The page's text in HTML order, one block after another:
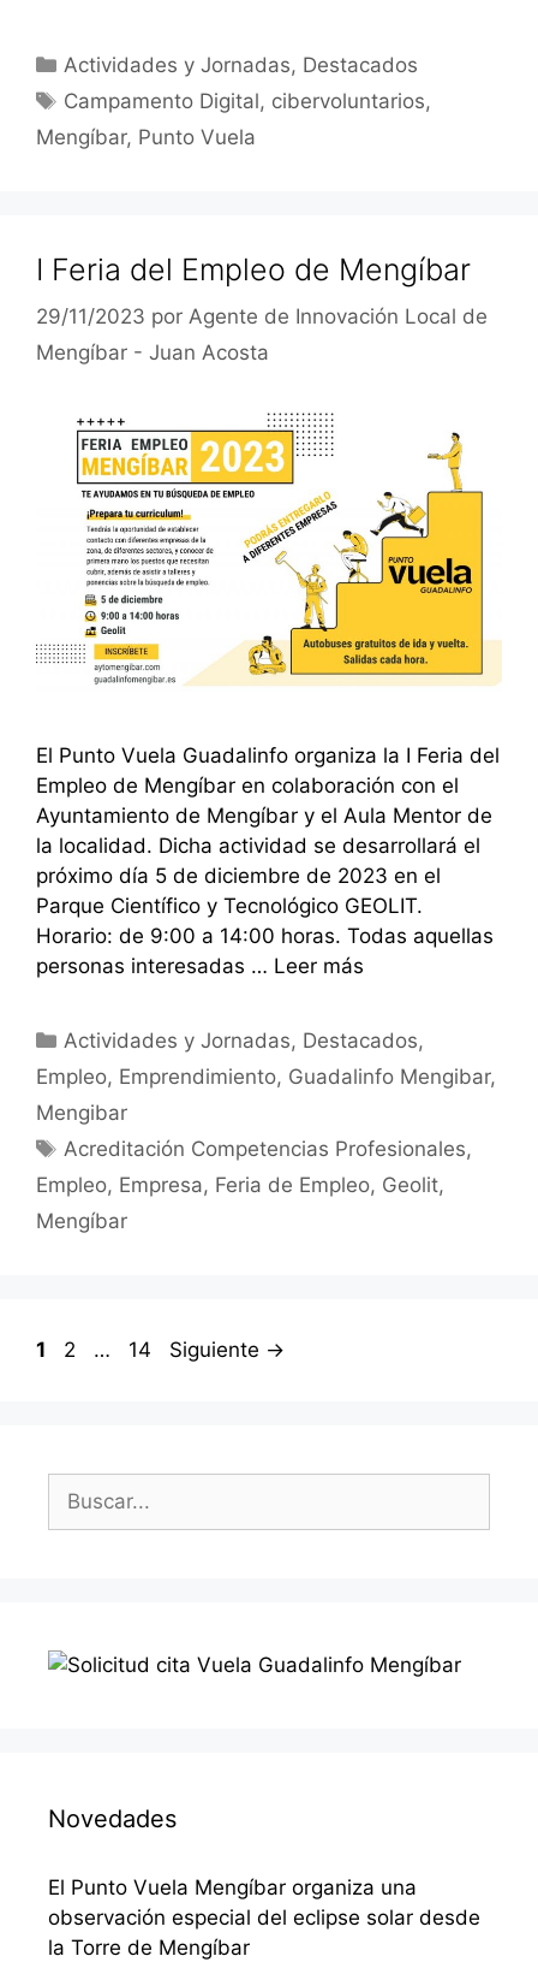
Categorías
Actividades y Jornadas, Destacados
Etiquetas
Campamento Digital, cibervoluntarios,
Mengíbar, Punto Vuela
I Feria del Empleo de Mengíbar
29/11/2023 por Agente de Innovación Local de
Mengíbar - Juan Acosta
El Punto Vuela Guadalinfo organiza la I Feria del
Empleo de Mengíbar en colaboración con el
Ayuntamiento de Mengíbar y el Aula Mentor de
la localidad. Dicha actividad se desarrollará el
próximo día 5 de diciembre de 2023 en el
Parque Científico y Tecnológico GEOLIT.
Horario: de 9:00 a 14:00 horas. Todas aquellas
personas interesadas … Leer más
Categorías
Actividades y Jornadas, Destacados,
Empleo, Emprendimiento, Guadalinfo Mengibar,
Mengibar
Etiquetas
Acreditación Competencias Profesionales,
Empleo, Empresa, Feria de Empleo, Geolit,
Mengíbar
Página
1 Página
2 … Página
14 Siguiente →
Buscar:
Novedades
El Punto Vuela Mengíbar organiza una
observación especial del eclipse solar desde
la Torre de Mengíbar